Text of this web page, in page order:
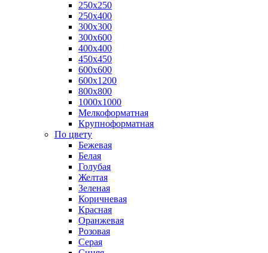
250х250
250х400
300х300
300х600
400х400
450х450
600х600
600х1200
800х800
1000х1000
Мелкоформатная
Крупноформатная
По цвету
Бежевая
Белая
Голубая
Желтая
Зеленая
Коричневая
Красная
Оранжевая
Розовая
Серая